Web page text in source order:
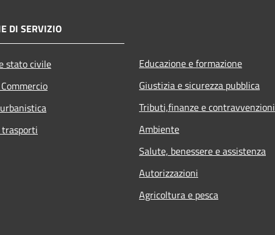
DI SERVIZIO
stato civile
Educazione e formazione
Giustizia e sicurezza pubblica
Tributi,finanze e contravvenzioni
Ambiente
Salute, benessere e assistenza
Autorizzazioni
Agricoltura e pesca